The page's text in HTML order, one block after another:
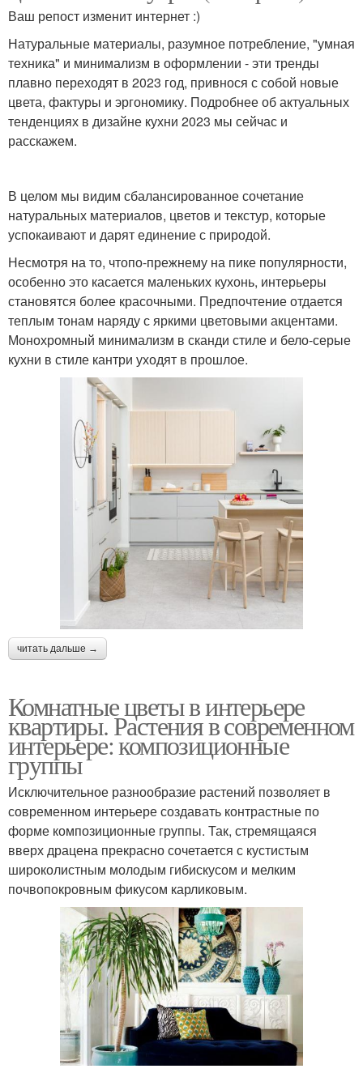
Ваш репост изменит интернет :)
Натуральные материалы, разумное потребление, "умная
техника" и минимализм в оформлении - эти тренды
плавно переходят в 2023 год, привнося с собой новые
цвета, фактуры и эргономику. Подробнее об актуальных
тенденциях в дизайне кухни 2023 мы сейчас и
расскажем.
В целом мы видим сбалансированное сочетание
натуральных материалов, цветов и текстур, которые
успокаивают и дарят единение с природой.
Несмотря на то, чтопо-прежнему на пике популярности,
особенно это касается маленьких кухонь, интерьеры
становятся более красочными. Предпочтение отдается
теплым тонам наряду с яркими цветовыми акцентами.
Монохромный минимализм в сканди стиле и бело-серые
кухни в стиле кантри уходят в прошлое.
читать дальше →
Комнатные цветы в интерьере
квартиры. Растения в современном
интерьере: композиционные
группы
Исключительное разнообразие растений позволяет в
современном интерьере создавать контрастные по
форме композиционные группы. Так, стремящаяся
вверх драцена прекрасно сочетается с кустистым
широколистным молодым гибискусом и мелким
почвопокровным фикусом карликовым.